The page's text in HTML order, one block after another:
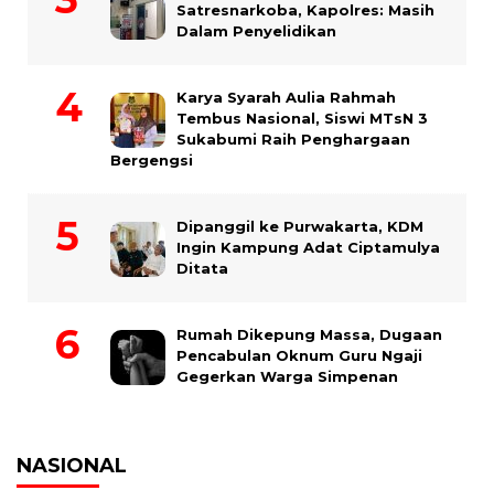
Satresnarkoba, Kapolres: Masih
Dalam Penyelidikan
Karya Syarah Aulia Rahmah
Tembus Nasional, Siswi MTsN 3
Sukabumi Raih Penghargaan
Bergengsi
Dipanggil ke Purwakarta, KDM
Ingin Kampung Adat Ciptamulya
Ditata
Rumah Dikepung Massa, Dugaan
Pencabulan Oknum Guru Ngaji
Gegerkan Warga Simpenan
NASIONAL